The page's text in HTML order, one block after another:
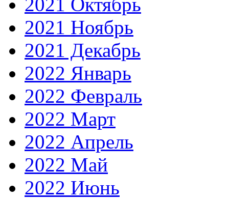
2021 Ноябрь
2021 Декабрь
2022 Январь
2022 Февраль
2022 Март
2022 Апрель
2022 Май
2022 Июнь